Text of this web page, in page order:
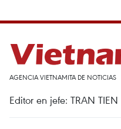
AGENCIA VIETNAMITA DE NOTICIAS
Editor en jefe: TRAN